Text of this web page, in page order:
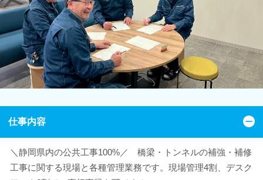
仕事内容
＼静岡県内の公共工事100%／ 橋梁・トンネルの補強・補修
工事に関する現場と各種管理業務です。現場管理4割、デスク